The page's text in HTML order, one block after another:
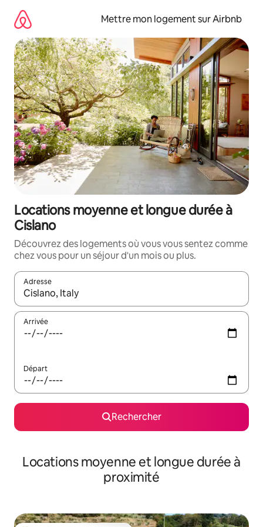
directement
contenu
Mettre mon logement sur Airbnb
Locations moyenne et longue durée à
Cislano
Découvrez des logements où vous vous sentez comme
chez vous pour un séjour d'un mois ou plus.
Adresse
Lorsque les résultats s'affichent, utilisez les flèches vers le
Arrivée
Départ
Rechercher
Locations moyenne et longue durée à
proximité